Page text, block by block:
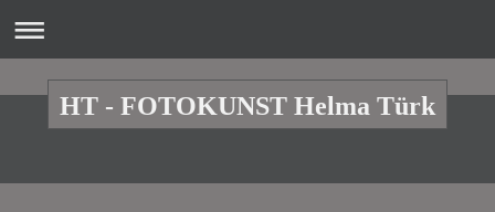
HT - FOTOKUNST Helma Türk